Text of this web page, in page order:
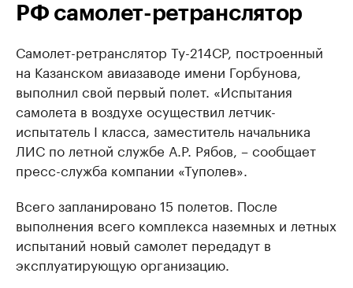
РФ самолет-ретранслятор
Самолет-ретранслятор Ту-214СР, построенный
на Казанском авиазаводе имени Горбунова,
выполнил свой первый полет. «Испытания
самолета в воздухе осуществил летчик-
испытатель I класса, заместитель начальника
ЛИС по летной службе А.Р. Рябов, – сообщает
пресс-служба компании «Туполев».
Всего запланировано 15 полетов. После
выполнения всего комплекса наземных и летных
испытаний новый самолет передадут в
эксплуатирующую организацию.